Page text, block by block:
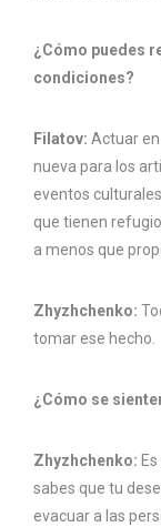
¿Cómo puedes
condiciones?
Filatov: Actuar
nueva para los
eventos
que tienen
a menos que
Zhyzhchenko:
tomar ese hecho.
¿Cómo se
Zhyzhchenko:
sabes que tu
evacuar a las